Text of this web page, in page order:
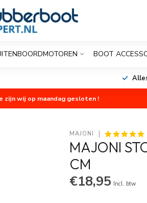
BOOT
zijn wij op maandag gesloten !
MAJONI
MAJONI
CM
€18,95 Incl. btw